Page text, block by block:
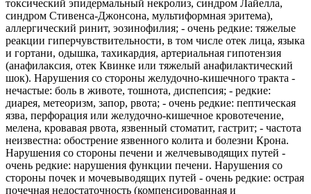
токсический эпидермальный некролиз, синдром Лайелла,
синдром Стивенса-Джонсона, мультиформная эритема),
аллергический ринит, эозинофилия; - очень редкие: тяжелые
реакции гиперчувствительности, в том числе отек лица, языка
и гортани, одышка, тахикардия, артериальная гипотензия
(анафилаксия, отек Квинке или тяжелый анафилактический
шок). Нарушения со стороны желудочно-кишечного тракта -
нечастые: боль в животе, тошнота, диспепсия; - редкие:
диарея, метеоризм, запор, рвота; - очень редкие: пептическая
язва, перфорация или желудочно-кишечное кровотечение,
мелена, кровавая рвота, язвенный стоматит, гастрит; - частота
неизвестна: обострение язвенного колита и болезни Крона.
Нарушения со стороны печени и желчевыводящих путей -
очень редкие: нарушения функции печени. Нарушения со
стороны почек и мочевыводящих путей - очень редкие: острая
почечная недостаточность (компенсированная и